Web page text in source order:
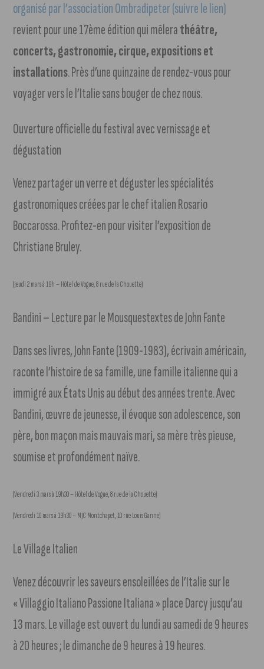
organisé par l’association Ombradipeter (suivre le lien)
revient pour une 17ème édition qui mêlerathéâtre,
concerts, gastronomie, cirque, expositions et
installations. Près d’une quinzaine de rendez-vous pour
voyager vers le l’Italie sans bouger de chez nous.
Ouverture officielle du festival avec vernissage et
dégustation
Venez partager un verre et déguster les spécialités
gastronomiques créées par le chef italien Rosario
Boccarossa. Profitez-en pour visiter l’exposition de
Christiane Bruley.
(Jeudi 2 mars à 19h – Hôtel de Vogue, 8 rue de la Chouette)
Bandini – Lecture par le Mousquestextes de John Fante
Dans ses livres, John Fante (1909-1983), écrivain américain,
raconte l’histoire de sa famille, une famille italienne qui a
immigré aux États Unis au début des années trente. Avec
Bandini, œuvre de jeunesse, il évoque son adolescence, son
père, bon maçon mais mauvais mari, sa mère très pieuse,
soumise et profondément naïve.
(Vendredi 3 mars à 19h30 – Hôtel de Vogue, 8 rue de la Chouette)
(Vendredi 10 mars à 19h30 – MJC Montchapet, 10 rue Louis Ganne)
Le Village Italien
Venez découvrir les saveurs ensoleillées de l’Italie sur le
« Villaggio Italiano Passione Italiana » place Darcy jusqu’au
13 mars. Le village est ouvert du lundi au samedi de 9 heures
à 20 heures ; le dimanche de 9 heures à 19 heures.